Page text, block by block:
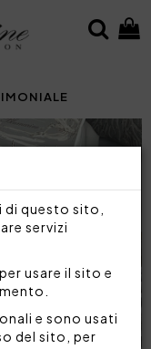
di questo sito,
servizi
usare il sito e
e sono usati
del sito, per